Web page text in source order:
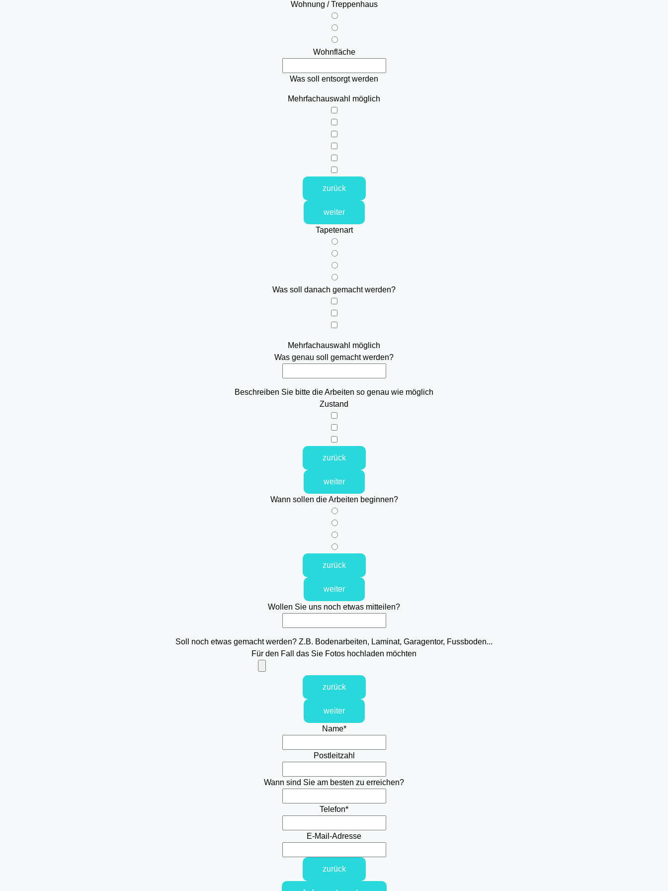
Wohnung / Treppenhaus
Wohnfläche
Was soll entsorgt werden
Mehrfachauswahl möglich
zurück
weiter
Tapetenart
Was soll danach gemacht werden?
Mehrfachauswahl möglich
Was genau soll gemacht werden?
Beschreiben Sie bitte die Arbeiten so genau wie möglich
Zustand
zurück
weiter
Wann sollen die Arbeiten beginnen?
zurück
weiter
Wollen Sie uns noch etwas mitteilen?
Soll noch etwas gemacht werden? Z.B. Bodenarbeiten, Laminat, Garagentor, Fussboden...
Für den Fall das Sie Fotos hochladen möchten
zurück
weiter
Name*
Postleitzahl
Wann sind Sie am besten zu erreichen?
Telefon*
E-Mail-Adresse
zurück